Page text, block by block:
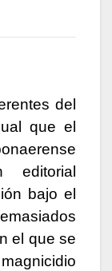
del
que el
editorial
bajo el
el que se